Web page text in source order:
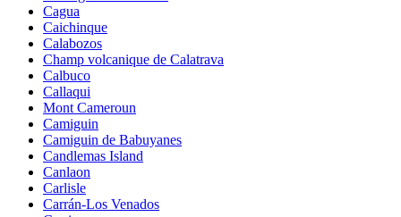
Cagua
Caichinque
Calabozos
Champ volcanique de Calatrava
Calbuco
Callaqui
Mont Cameroun
Camiguin
Camiguin de Babuyanes
Candlemas Island
Canlaon
Carlisle
Carrán-Los Venados